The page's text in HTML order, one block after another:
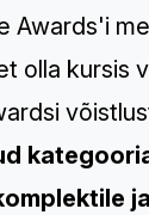
Awards'i
olla kursis